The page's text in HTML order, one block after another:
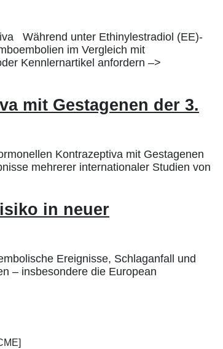
Während unter Ethinylestradiol (EE)-
im Vergleich mit
Kennlernartikel anfordern –>
mit Gestagenen der 3.
Kontrazeptiva mit Gestagenen
mehrerer internationaler Studien von
in neuer
Ereignisse, Schlaganfall und
– insbesondere die European